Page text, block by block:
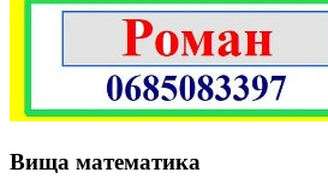
Вища математика